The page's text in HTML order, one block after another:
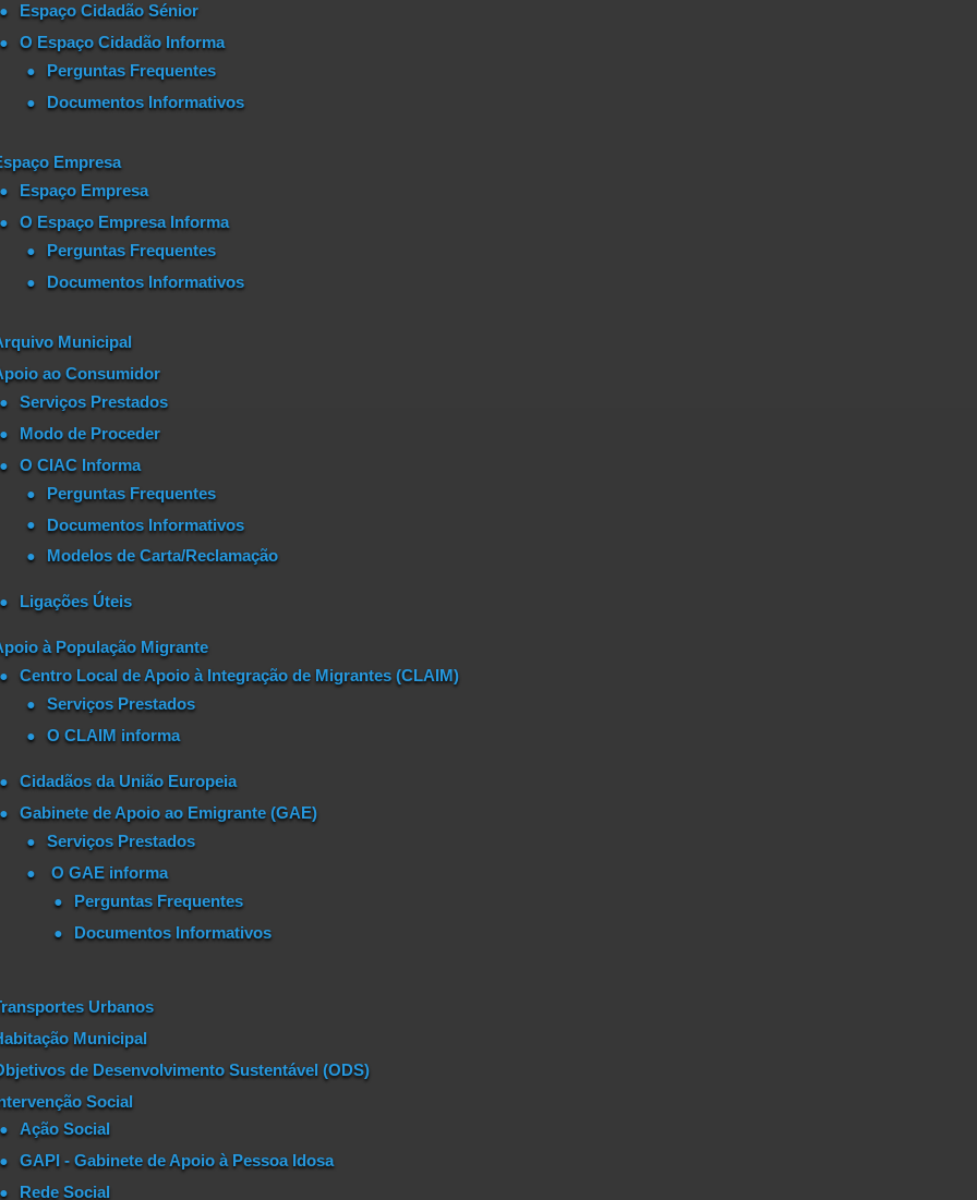
Espaço Cidadão Sénior
O Espaço Cidadão Informa
Perguntas Frequentes
Documentos Informativos
Empresa
Espaço Empresa
O Espaço Empresa Informa
Perguntas Frequentes
Documentos Informativos
Municipal
ao Consumidor
Serviços Prestados
Modo de Proceder
O CIAC Informa
Perguntas Frequentes
Documentos Informativos
Modelos de Carta/Reclamação
Ligações Úteis
à População Migrante
Centro Local de Apoio à Integração de Migrantes (CLAIM)
Serviços Prestados
O CLAIM informa
Cidadãos da União Europeia
Gabinete de Apoio ao Emigrante (GAE)
Serviços Prestados
O GAE informa
Perguntas Frequentes
Documentos Informativos
Urbanos
Municipal
de Desenvolvimento Sustentável (ODS)
Social
Ação Social
GAPI - Gabinete de Apoio à Pessoa Idosa
Rede Social